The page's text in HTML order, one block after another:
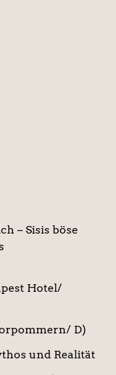
– Sisis böse
Hotel/
D)
und Realität